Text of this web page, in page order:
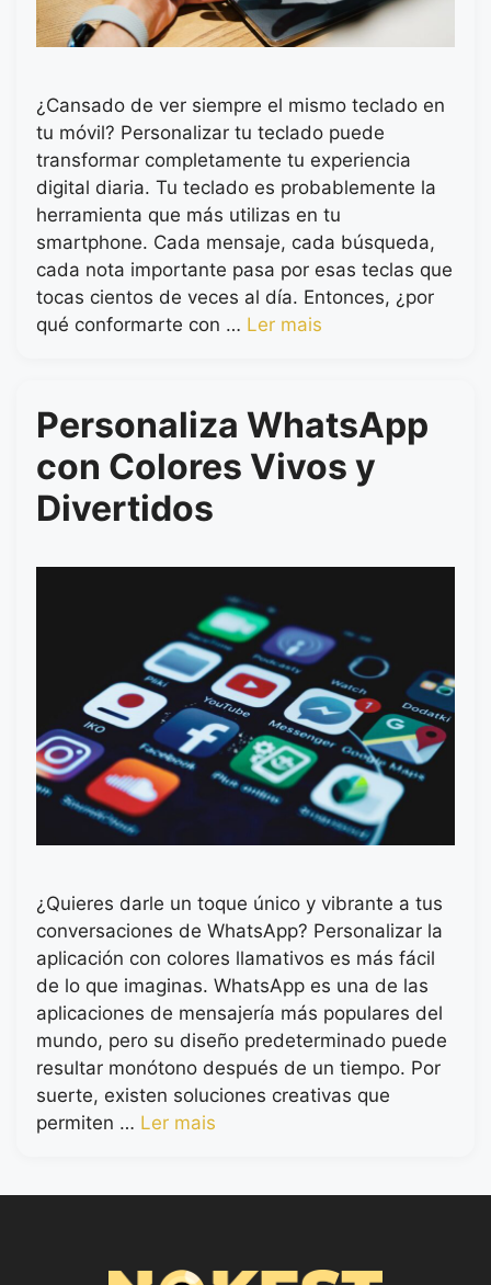
¿Cansado de ver siempre el mismo teclado en
tu móvil? Personalizar tu teclado puede
transformar completamente tu experiencia
digital diaria. Tu teclado es probablemente la
herramienta que más utilizas en tu
smartphone. Cada mensaje, cada búsqueda,
cada nota importante pasa por esas teclas que
tocas cientos de veces al día. Entonces, ¿por
qué conformarte con … Ler mais
Personaliza WhatsApp
con Colores Vivos y
Divertidos
¿Quieres darle un toque único y vibrante a tus
conversaciones de WhatsApp? Personalizar la
aplicación con colores llamativos es más fácil
de lo que imaginas. WhatsApp es una de las
aplicaciones de mensajería más populares del
mundo, pero su diseño predeterminado puede
resultar monótono después de un tiempo. Por
suerte, existen soluciones creativas que
permiten … Ler mais